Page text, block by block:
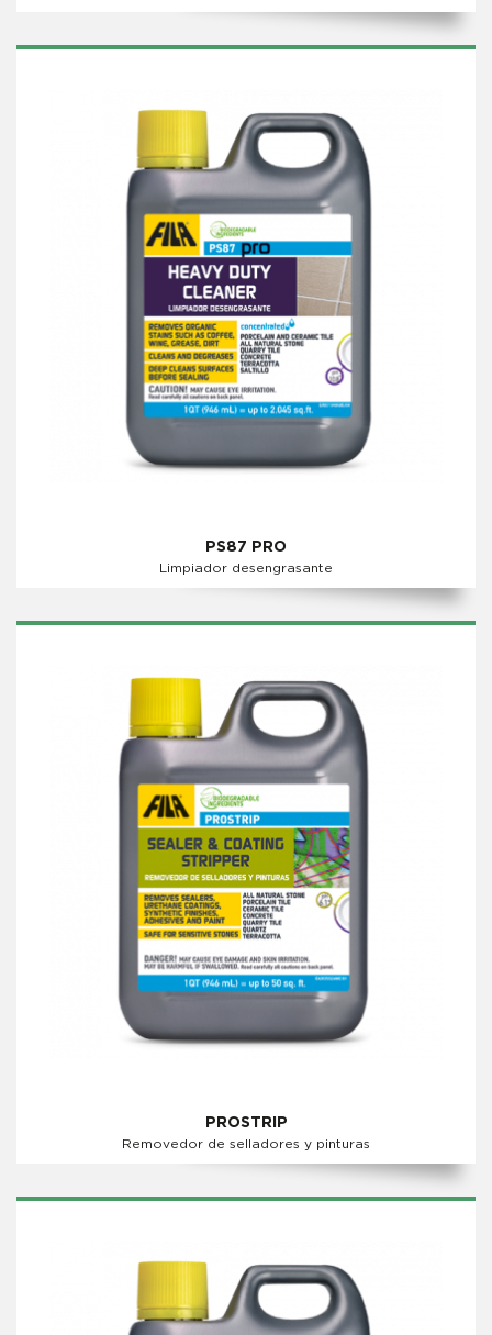
PS87 PRO
Limpiador desengrasante
PROSTRIP
Removedor de selladores y pinturas